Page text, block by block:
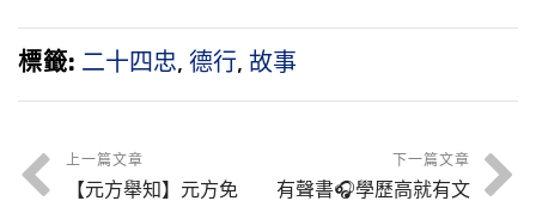
王。
擒。
標籤: 二十四忠, 德行, 故事
上一篇文章
【元方舉知】元方免
下一篇文章
有聲書🎧學歷高就有文